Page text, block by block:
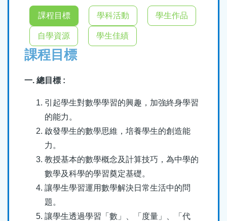
結
課程目標 學科活動 學生作品
自學資源 學生佳績
課程目標
一. 總目標 :
引起學生對數學學習的興趣，加強終身學習
的能力。
啟發學生的數學思維，培養學生的創造能
力。
教授基本的數學概念及計算技巧，為中學的
數學及科學的學習奠定基礎。
讓學生學習運用數學解決日常生活中的問
題。
讓學生透過學習「數」、「度量」、「代